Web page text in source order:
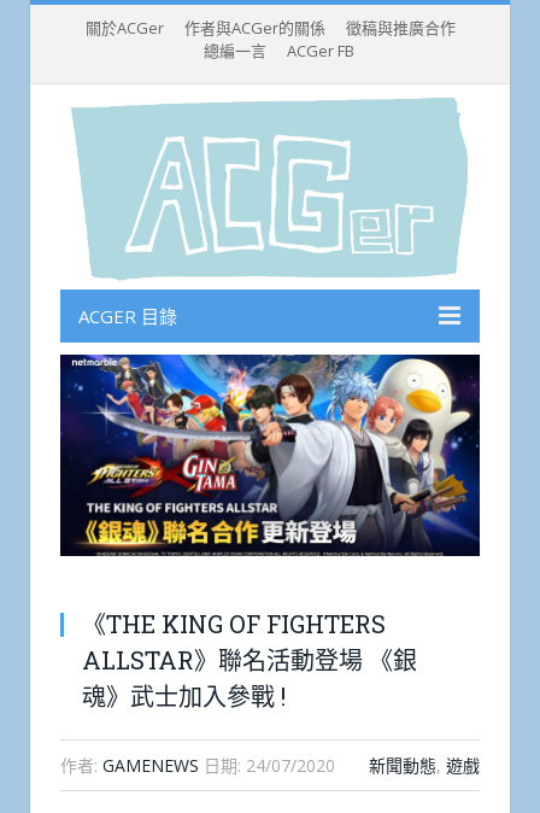
關於ACGer 作者與ACGer的關係
徵稿與推廣合作
總編一言
ACGer FB
ACGER 目錄
《THE KING OF FIGHTERS
ALLSTAR》聯名活動登場 《銀
魂》武士加入參戰 !
作者: GAMENEWS 日期: 24/07/2020 新聞動態, 遊戲